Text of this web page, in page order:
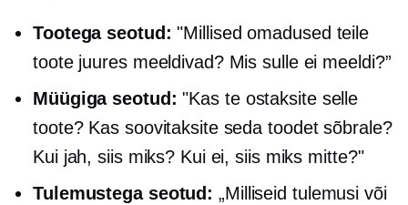
Tootega seotud: "Millised omadused teile
toote juures meeldivad? Mis sulle ei meeldi?”
Müügiga seotud: "Kas te ostaksite selle
toote? Kas soovitaksite seda toodet sõbrale?
Kui jah, siis miks? Kui ei, siis miks mitte?"
Tulemustega seotud: „Milliseid tulemusi või